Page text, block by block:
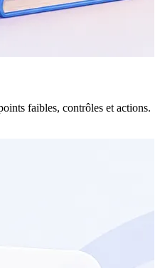
faibles, contrôles et actions.